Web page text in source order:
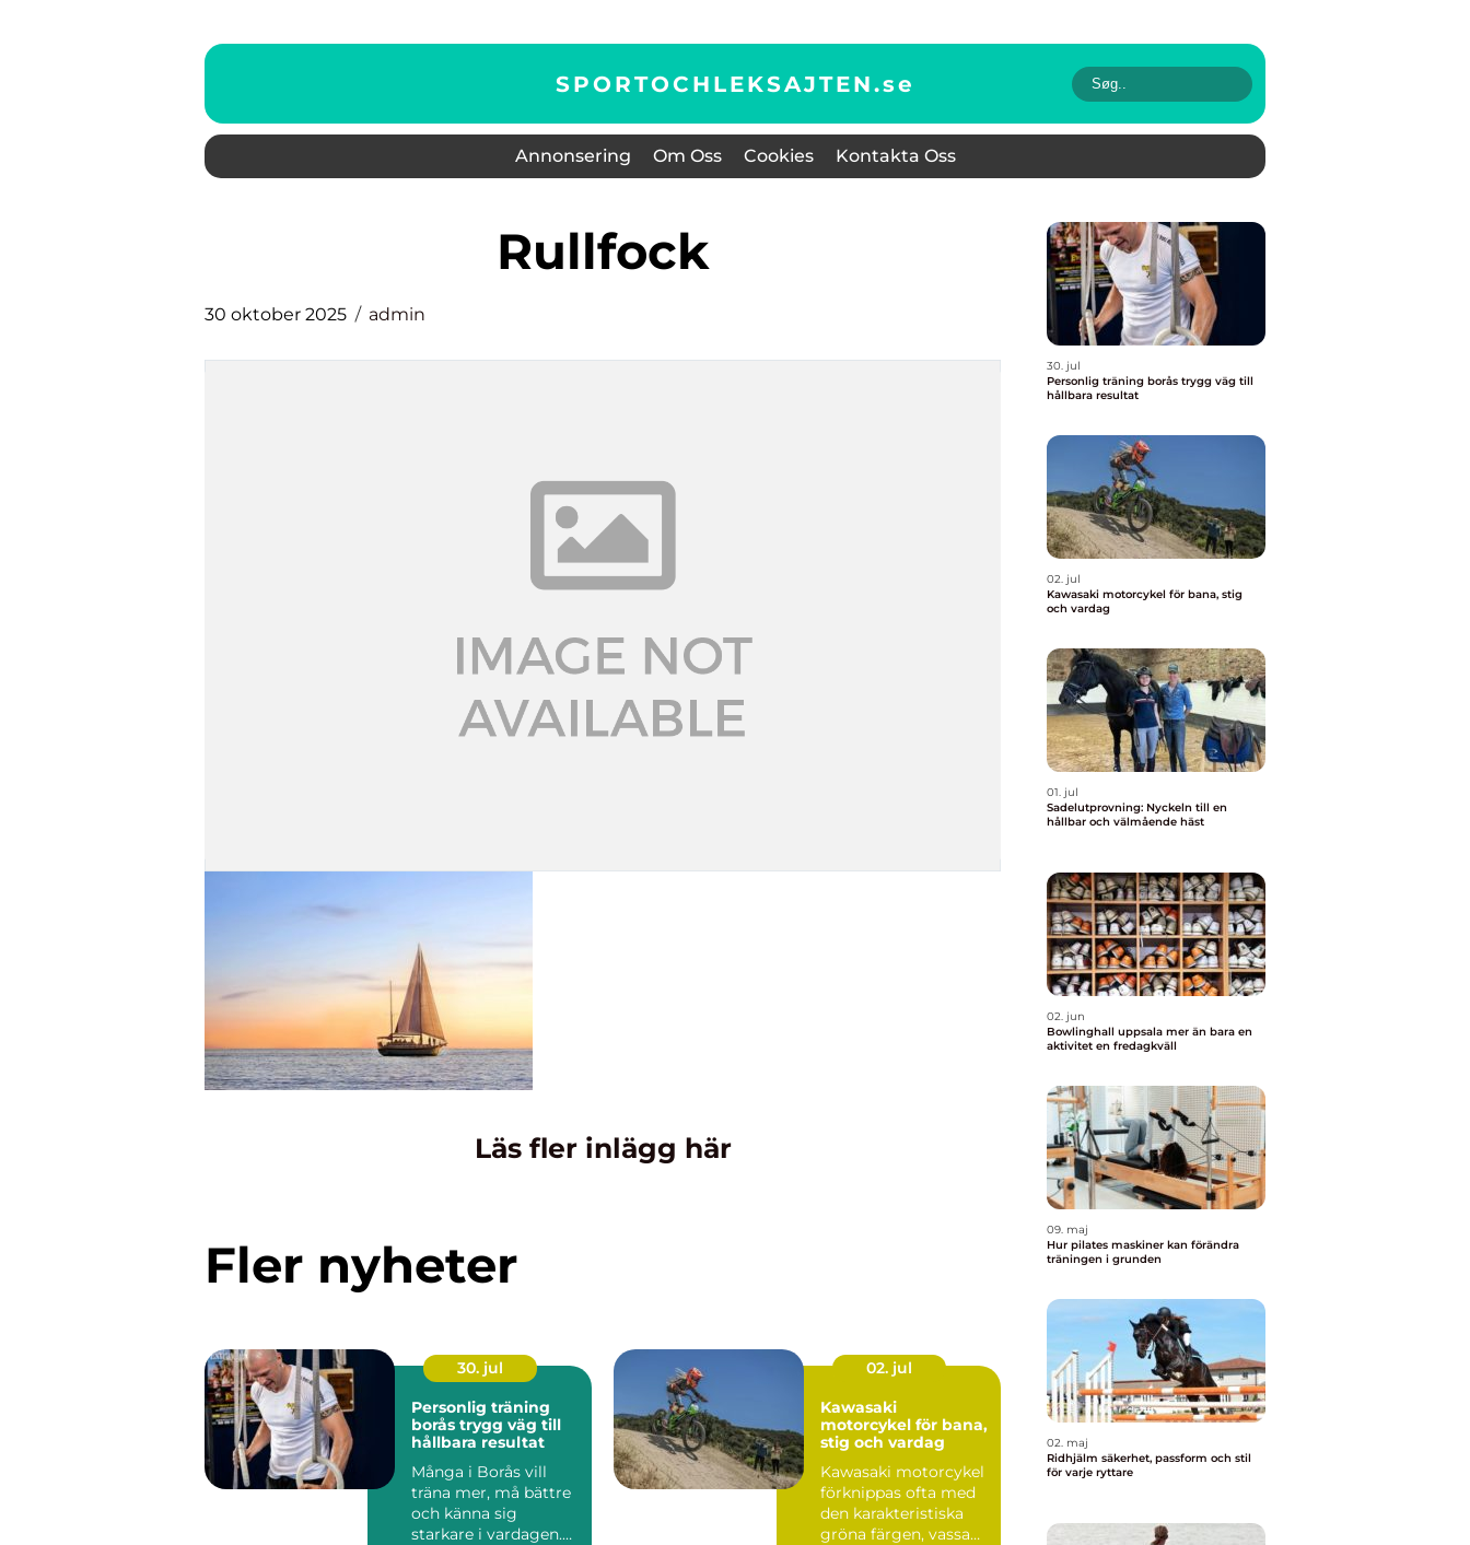
SPORTOCHLEKSAJTEN.se
Annonsering Om Oss Cookies Kontakta Oss
rullfock
30 oktober 2025 admin
Läs fler inlägg här
Fler nyheter
30. jul
Personlig träning
borås trygg väg till
hållbara resultat
Många i Borås vill
träna mer, må bättre
och känna sig
starkare i vardagen.
02. jul
Kawasaki
motorcykel för bana,
stig och vardag
Kawasaki motorcykel
förknippas ofta med
den karakteristiska
gröna färgen, vassa
30. jul
Personlig träning borås trygg väg till
hållbara resultat
02. jul
Kawasaki motorcykel för bana, stig
och vardag
01. jul
Sadelutprovning: Nyckeln till en
hållbar och välmående häst
02. jun
Bowlinghall uppsala mer än bara en
aktivitet en fredagkväll
09. maj
Hur pilates maskiner kan förändra
träningen i grunden
02. maj
Ridhjälm säkerhet, passform och stil
för varje ryttare